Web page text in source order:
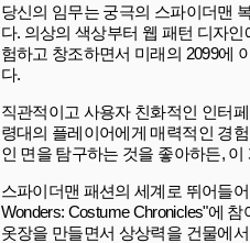
당신의 임무는 궁극의 스파이더맨
다. 의상의 색상부터 웹 패턴 디자
험하고 창조하면서 미래의 2099에
다.
직관적이고 사용자 친화적인 인터
령대의 플레이어에게 매력적인 경
인 면을 탐구하는 것을 좋아하든,
스파이더맨 패션의 세계로 뛰어들
Wonders: Costume Chronicles"에
옷장을 만들면서 상상력을 건물에